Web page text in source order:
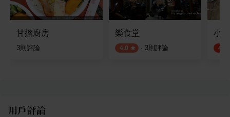
甘擔廚房
3則評論
樂食堂
4.0 · 3則評論
小
4.8
用戶評論